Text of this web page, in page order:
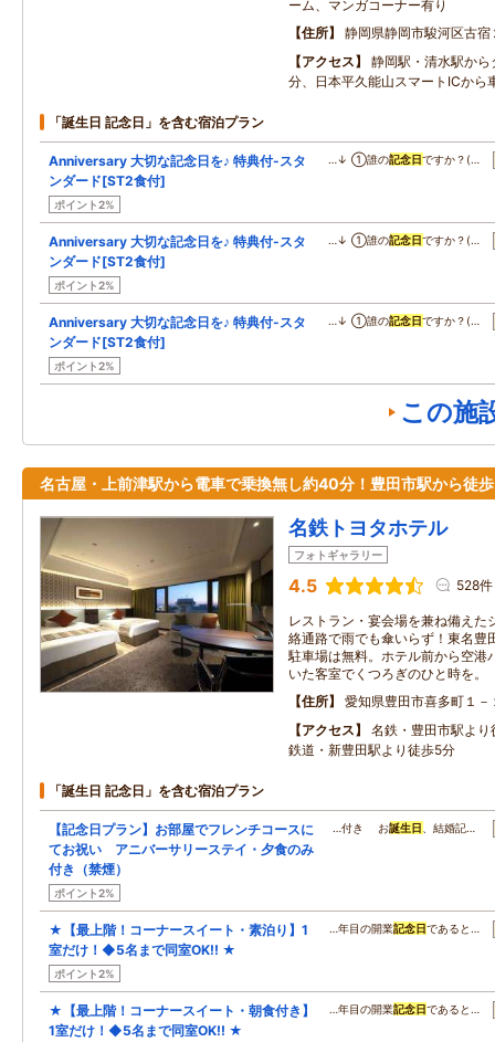
ーム、マンガコーナー有り
住所
静岡県静岡市駿河区古宿
アクセス
静岡駅・清水駅から
分、日本平久能山スマートICから
「誕生日 記念日」を含む宿泊プラン
Anniversary 大切な記念日を♪ 特典付-スタ
ンダード[ST2食付]
ポイント2%
…↓ ①誰の記念日ですか？(…
Anniversary 大切な記念日を♪ 特典付-スタ
ンダード[ST2食付]
ポイント2%
…↓ ①誰の記念日ですか？(…
Anniversary 大切な記念日を♪ 特典付-スタ
ンダード[ST2食付]
ポイント2%
…↓ ①誰の記念日ですか？(…
この施
名古屋・上前津駅から電車で乗換無し約40分！豊田市駅から徒
名鉄トヨタホテル
フォトギャラリー
4.5 528件
レストラン・宴会場を兼ね備えた
絡通路で雨でも傘いらず！東名豊
駐車場は無料。ホテル前から空港
いた客室でくつろぎのひと時を。
住所
愛知県豊田市喜多町１－
アクセス
名鉄・豊田市駅よ
鉄道・新豊田駅より徒歩5分
「誕生日 記念日」を含む宿泊プラン
【記念日プラン】お部屋でフレンチコースに
てお祝い アニバーサリーステイ・夕食のみ
付き（禁煙）
ポイント2%
…付き お誕生日 、結婚記…
★【最上階！コーナースイート・素泊り】1
室だけ！◆5名まで同室OK!! ★
ポイント2%
…年目の開業記念日であると…
★【最上階！コーナースイート・朝食付き】
1室だけ！◆5名まで同室OK!! ★
…年目の開業記念日であると…